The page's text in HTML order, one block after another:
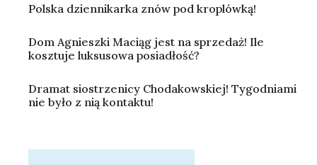
Polska dziennikarka znów pod kroplówką!
Dom Agnieszki Maciąg jest na sprzedaż! Ile
kosztuje luksusowa posiadłość?
Dramat siostrzenicy Chodakowskiej! Tygodniami
nie było z nią kontaktu!